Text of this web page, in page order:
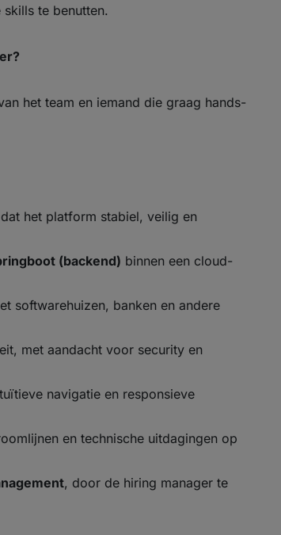
te benutten.
het team en iemand die graag hands-
het platform stabiel, veilig en
(backend) binnen een cloud-
softwarehuizen, banken en andere
met aandacht voor security en
navigatie en responsieve
en technische uitdagingen op
, door de hiring manager te